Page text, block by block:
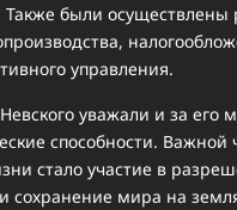
Также были
управления.
уважали и за его
способности. Важной
стало участие в
сохранение мира на